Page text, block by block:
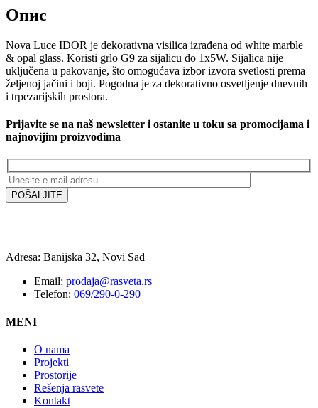
Опис
Nova Luce IDOR je dekorativna visilica izrađena od white marble
& opal glass. Koristi grlo G9 za sijalicu do 1x5W. Sijalica nije
uključena u pakovanje, što omogućava izbor izvora svetlosti prema
željenoj jačini i boji. Pogodna je za dekorativno osvetljenje dnevnih
i trpezarijskih prostora.
Prijavite se na naš newsletter i ostanite u toku sa promocijama i
najnovijim proizvodima
Adresa: Banijska 32, Novi Sad
Email: prodaja@rasveta.rs
Telefon: 069/290-0-290
MENI
O nama
Projekti
Prostorije
Rešenja rasvete
Kontakt